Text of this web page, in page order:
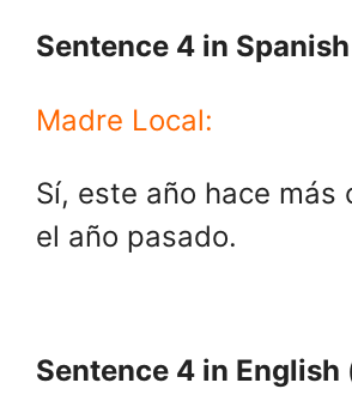
Sentence 4 in
Madre Local:
Sí, este año hace más
el año pasado.
Sentence 4 in